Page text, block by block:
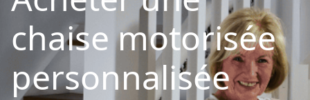
chaise motorisée
personnalisée